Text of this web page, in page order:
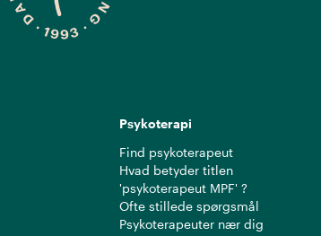
Psykoterapi
Find psykoterapeut
Hvad betyder titlen
'psykoterapeut MPF' ?
Ofte stillede spørgsmål
Psykoterapeuter nær dig